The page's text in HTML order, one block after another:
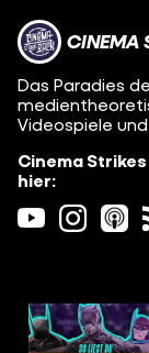
CINEMA
Das Paradies
Videospiele und
Cinema
hier: